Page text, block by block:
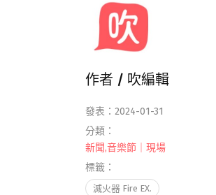
作者 / 吹編輯
發表：2024-01-31
分類：
新聞,音樂節｜現場
標籤：
滅火器 Fire EX.